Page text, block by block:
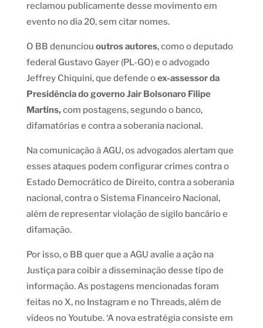
reclamou publicamente desse movimento em
evento no dia 20, sem citar nomes.
O BB denunciou outros autores, como o deputado
federal Gustavo Gayer (PL-GO) e o advogado
Jeffrey Chiquini, que defende oex-assessor da
Presidência do governo Jair Bolsonaro Filipe
Martins, com postagens, segundo o banco,
difamatórias e contra a soberania nacional.
Na comunicação à AGU, os advogados alertam que
esses ataques podem configurar crimes contra o
Estado Democrático de Direito, contra a soberania
nacional, contra o Sistema Financeiro Nacional,
além de representar violação de sigilo bancário e
difamação.
Por isso, o BB quer que a AGU avalie a ação na
Justiça para coibir a disseminação desse tipo de
informação. As postagens mencionadas foram
feitas no X, no Instagram e no Threads, além de
vídeos no Youtube. ‘A nova estratégia consiste em